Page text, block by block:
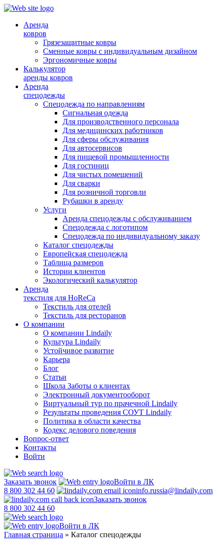
Аренда
ковров
Грязезащитные ковры
Сменные ковры с индивидуальным дизайном
Эргономичные ковры
Калькулятор
аренды ковров
Аренда
спецодежды
Спецодежда по направлениям
Сигнальная одежда
Для производственного персонала
Для медицинских работников
Для сферы обслуживания
Для автосервисов
Для пищевой промышленности
Для гостиниц
Для чистых помещений
Для сварки
Для розничной торговли
Рубашки в аренду
Услуги
Аренда спецодежды с обслуживанием
Спецодежда с логотипом
Спецодежда по индивидуальному заказу
Каталог спецодежды
Европейская спецодежда
Таблица размеров
Истории клиентов
Экологический калькулятор
Аренда
текстиля для HoReCa
Текстиль для отелей
Текстиль для ресторанов
О компании
О компании Lindaily
Культура Lindaily
Устойчивое развитие
Карьера
Блог
Статьи
Школа Заботы о клиентах
Электронный документооборот
Виртуальный тур по прачечной Lindaily
Результаты проведения СОУТ Lindaily
Политика в области качества
Кодекс делового поведения
Вопрос-ответ
Контакты
Войти
Заказать звонок
Войти в ЛК
8 800 302 44 60
info.russia@lindaily.com
Заказать звонок
8 800 302 44 60
Войти в ЛК
Главная страница » Каталог спецодежды